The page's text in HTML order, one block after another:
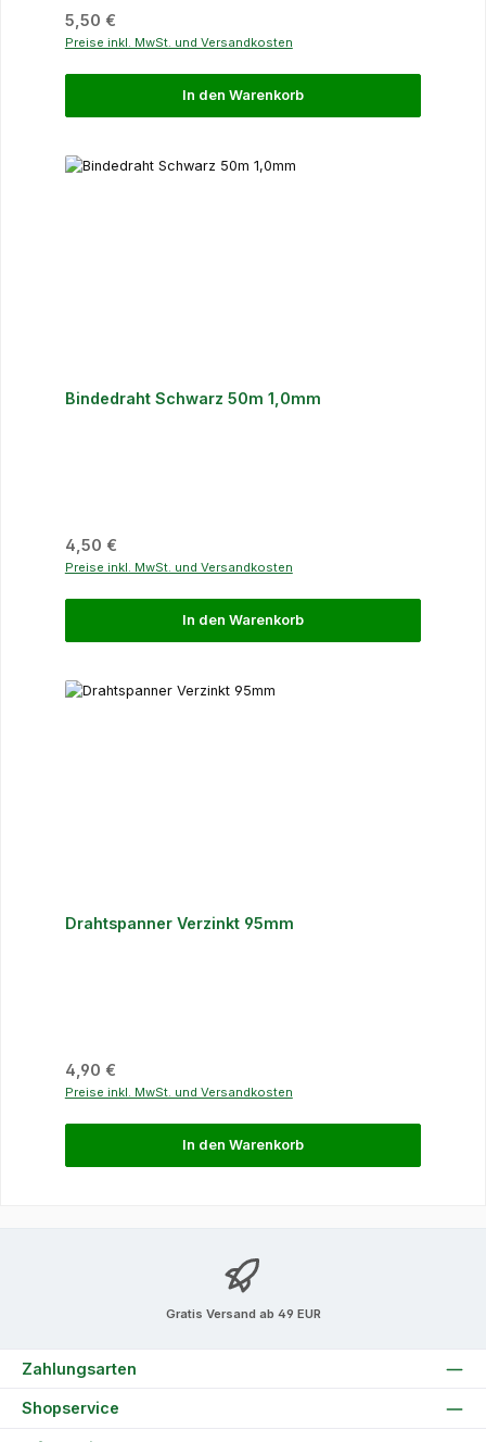
Regulärer Preis:
5,50 €
Preise inkl. MwSt. und Versandkosten
In den Warenkorb
Bindedraht Schwarz 50m 1,0mm
Regulärer Preis:
4,50 €
Preise inkl. MwSt. und Versandkosten
In den Warenkorb
Drahtspanner Verzinkt 95mm
Regulärer Preis:
4,90 €
Preise inkl. MwSt. und Versandkosten
In den Warenkorb
Gratis Versand ab 49 EUR
Zahlungsarten
Shopservice